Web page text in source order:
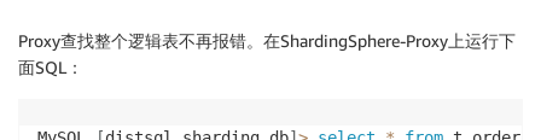
Proxy查找整个逻辑表不再报错。在ShardingSphere-Proxy上运行下
面SQL：